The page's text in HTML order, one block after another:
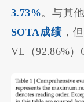
3.73%。与其
SOTA成绩，
VL（92.86%）